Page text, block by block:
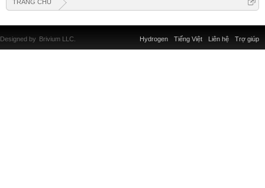
TRANG CHỦ
Liên hệ Trợ giúp
Hydrogen Tiếng Việt
Designed by Brivium LLC.